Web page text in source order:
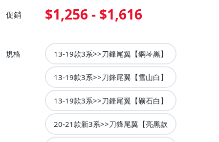
促銷 $1,256 - $1,616
規格 13-19款3系>>刀鋒尾翼【鋼琴黑】
13-19款3系>>刀鋒尾翼【雪山白】
13-19款3系>>刀鋒尾翼【礦石白】
20-21款新3系>>刀鋒尾翼【亮黑款